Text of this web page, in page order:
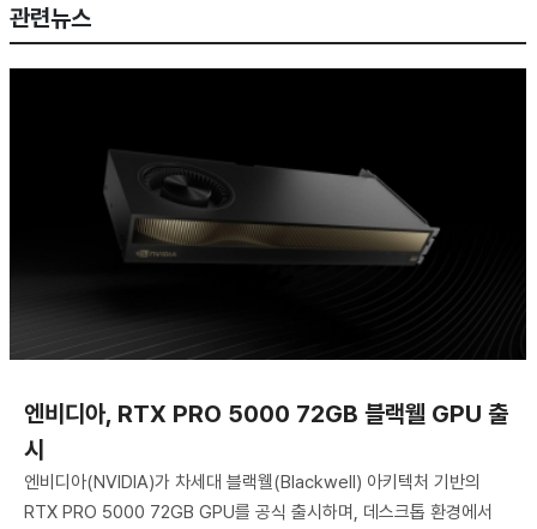
관련뉴스
엔비디아, RTX PRO 5000 72GB 블랙웰 GPU 출
시
엔비디아(NVIDIA)가 차세대 블랙웰(Blackwell) 아키텍처 기반의
RTX PRO 5000 72GB GPU를 공식 출시하며, 데스크톱 환경에서